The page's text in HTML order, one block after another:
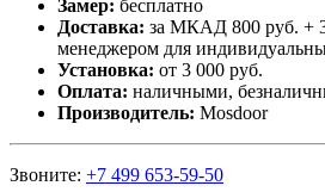
Замер: бесплатно
Доставка: за МКАД 800 руб. +
менеджером для
Установка: от 3 000 руб.
Оплата: наличными,
Производитель: Mosdoor
Звоните: +7 499 653-59-50